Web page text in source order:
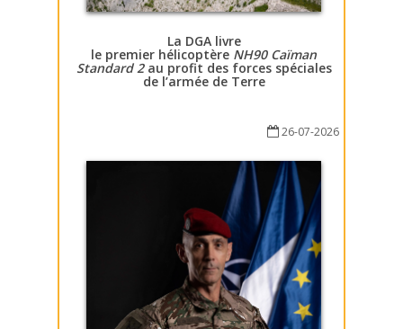
La DGA livre
le premier hélicoptère NH90 Caïman
Standard 2au profit des forces spéciales
de l’armée de Terre
26-07-2026